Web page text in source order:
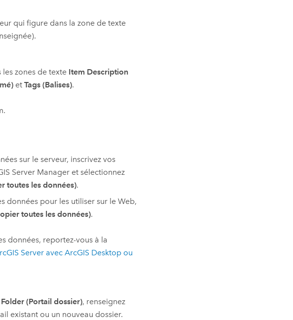
qui figure dans la zone de texte
zones de texte Item Description
et Tags (Balises).
sur le serveur, inscrivez vos
Server Manageret sélectionnez
toutes les données).
données pour les utiliser sur le Web,
toutes les données).
données, reportez-vous à la
Serveravec ArcGIS Desktopou
(Portail dossier), renseignez
existant ou un nouveau dossier.